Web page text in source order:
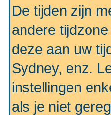
De tijden zijn
andere
deze aan uw
Sydney, enz.
instellingen
als je niet